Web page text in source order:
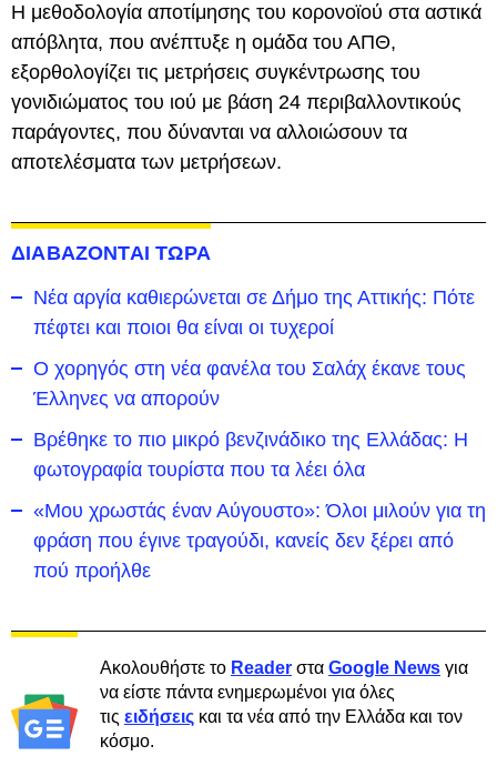
Η μεθοδολογία αποτίμησης του κορονοϊού στα αστικά
απόβλητα, που ανέπτυξε η ομάδα του ΑΠΘ,
εξορθολογίζει τις μετρήσεις συγκέντρωσης του
γονιδιώματος του ιού με βάση 24 περιβαλλοντικούς
παράγοντες, που δύνανται να αλλοιώσουν τα
αποτελέσματα των μετρήσεων.
ΔΙΑΒΑΖΟΝΤΑΙ ΤΩΡΑ
Νέα αργία καθιερώνεται σε Δήμο της Αττικής: Πότε
πέφτει και ποιοι θα είναι οι τυχεροί
Ο χορηγός στη νέα φανέλα του Σαλάχ έκανε τους
Έλληνες να απορούν
Βρέθηκε το πιο μικρό βενζινάδικο της Ελλάδας: Η
φωτογραφία τουρίστα που τα λέει όλα
«Μου χρωστάς έναν Αύγουστο»: Όλοι μιλούν για τη
φράση που έγινε τραγούδι, κανείς δεν ξέρει από
πού προήλθε
Ακολουθήστε το Reader στα Google News για
να είστε πάντα ενημερωμένοι για όλες
τις ειδήσεις και τα νέα από την Ελλάδα και τον
κόσμο.